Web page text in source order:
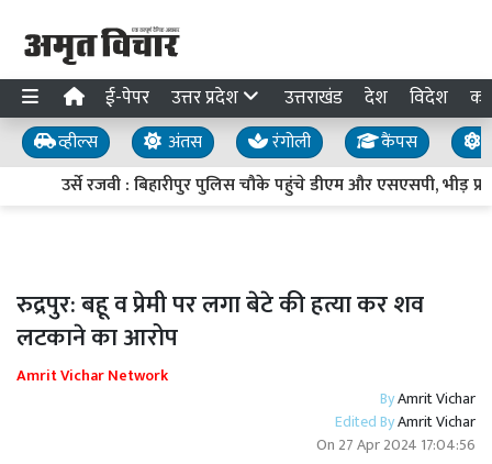
ई-पेपर उत्तर प्रदेश उत्तराखंड देश विदेश
व्हील्स अंतस रंगोली कैंपस
उर्से रजवी : बिहारीपुर पुलिस चौके पहुंचे डीएम और एसएसपी, भीड़
रुद्रपुर: बहू व प्रेमी पर लगा बेटे की हत्या कर शव
लटकाने का आरोप
Amrit Vichar Network
ByAmrit Vichar
Edited ByAmrit Vichar
On 27 Apr 2024 17:04:56